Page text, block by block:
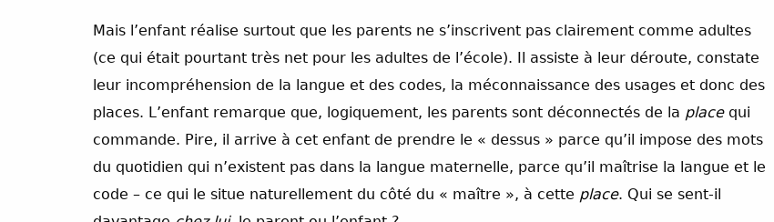
Mais l’enfant réalise surtout que les parents ne s’inscrivent pas clairement comme adultes
(ce qui était pourtant très net pour les adultes de l’école). Il assiste à leur déroute, constate
leur incompréhension de la langue et des codes, la méconnaissance des usages et donc des
places. L’enfant remarque que, logiquement, les parents sont déconnectés de la placequi
commande. Pire, il arrive à cet enfant de prendre le « dessus » parce qu’il impose des mots
du quotidien qui n’existent pas dans la langue maternelle, parce qu’il maîtrise la langue et le
code – ce qui le situe naturellement du côté du « maître », à cette place. Qui se sent-il